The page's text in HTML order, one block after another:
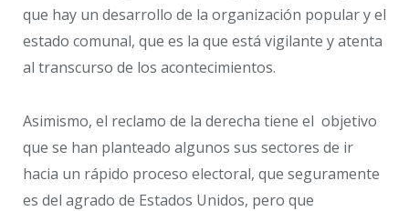
que hay un desarrollo de la organización popular y el
estado comunal, que es la que está vigilante y atenta
al transcurso de los acontecimientos.
Asimismo, el reclamo de la derecha tiene el objetivo
que se han planteado algunos sus sectores de ir
hacia un rápido proceso electoral, que seguramente
es del agrado de Estados Unidos, pero que